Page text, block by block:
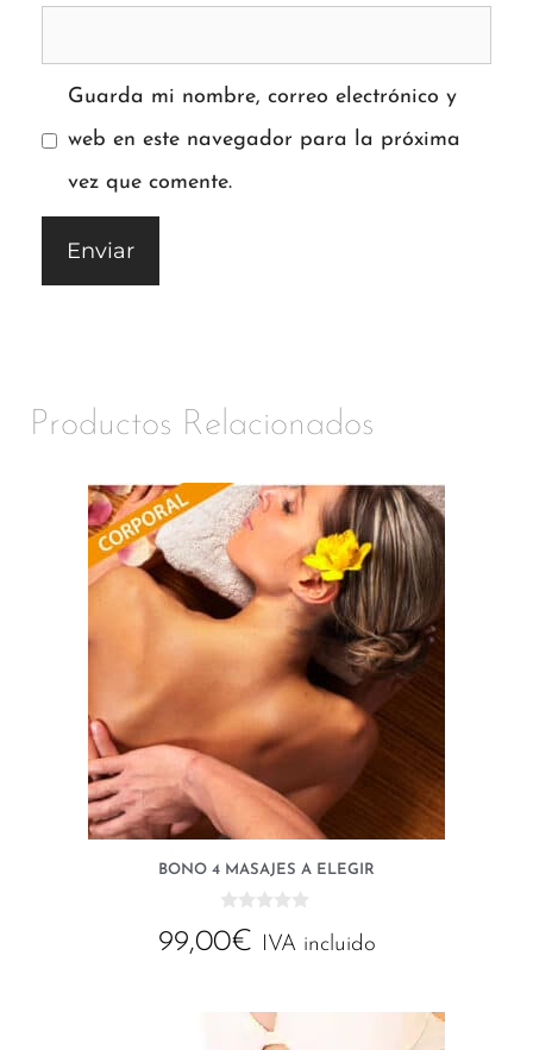
Guarda mi nombre, correo electrónico y
web en este navegador para la próxima
vez que comente.
Productos Relacionados
BONO 4 MASAJES A ELEGIR
d
99,00€ IVA incluido